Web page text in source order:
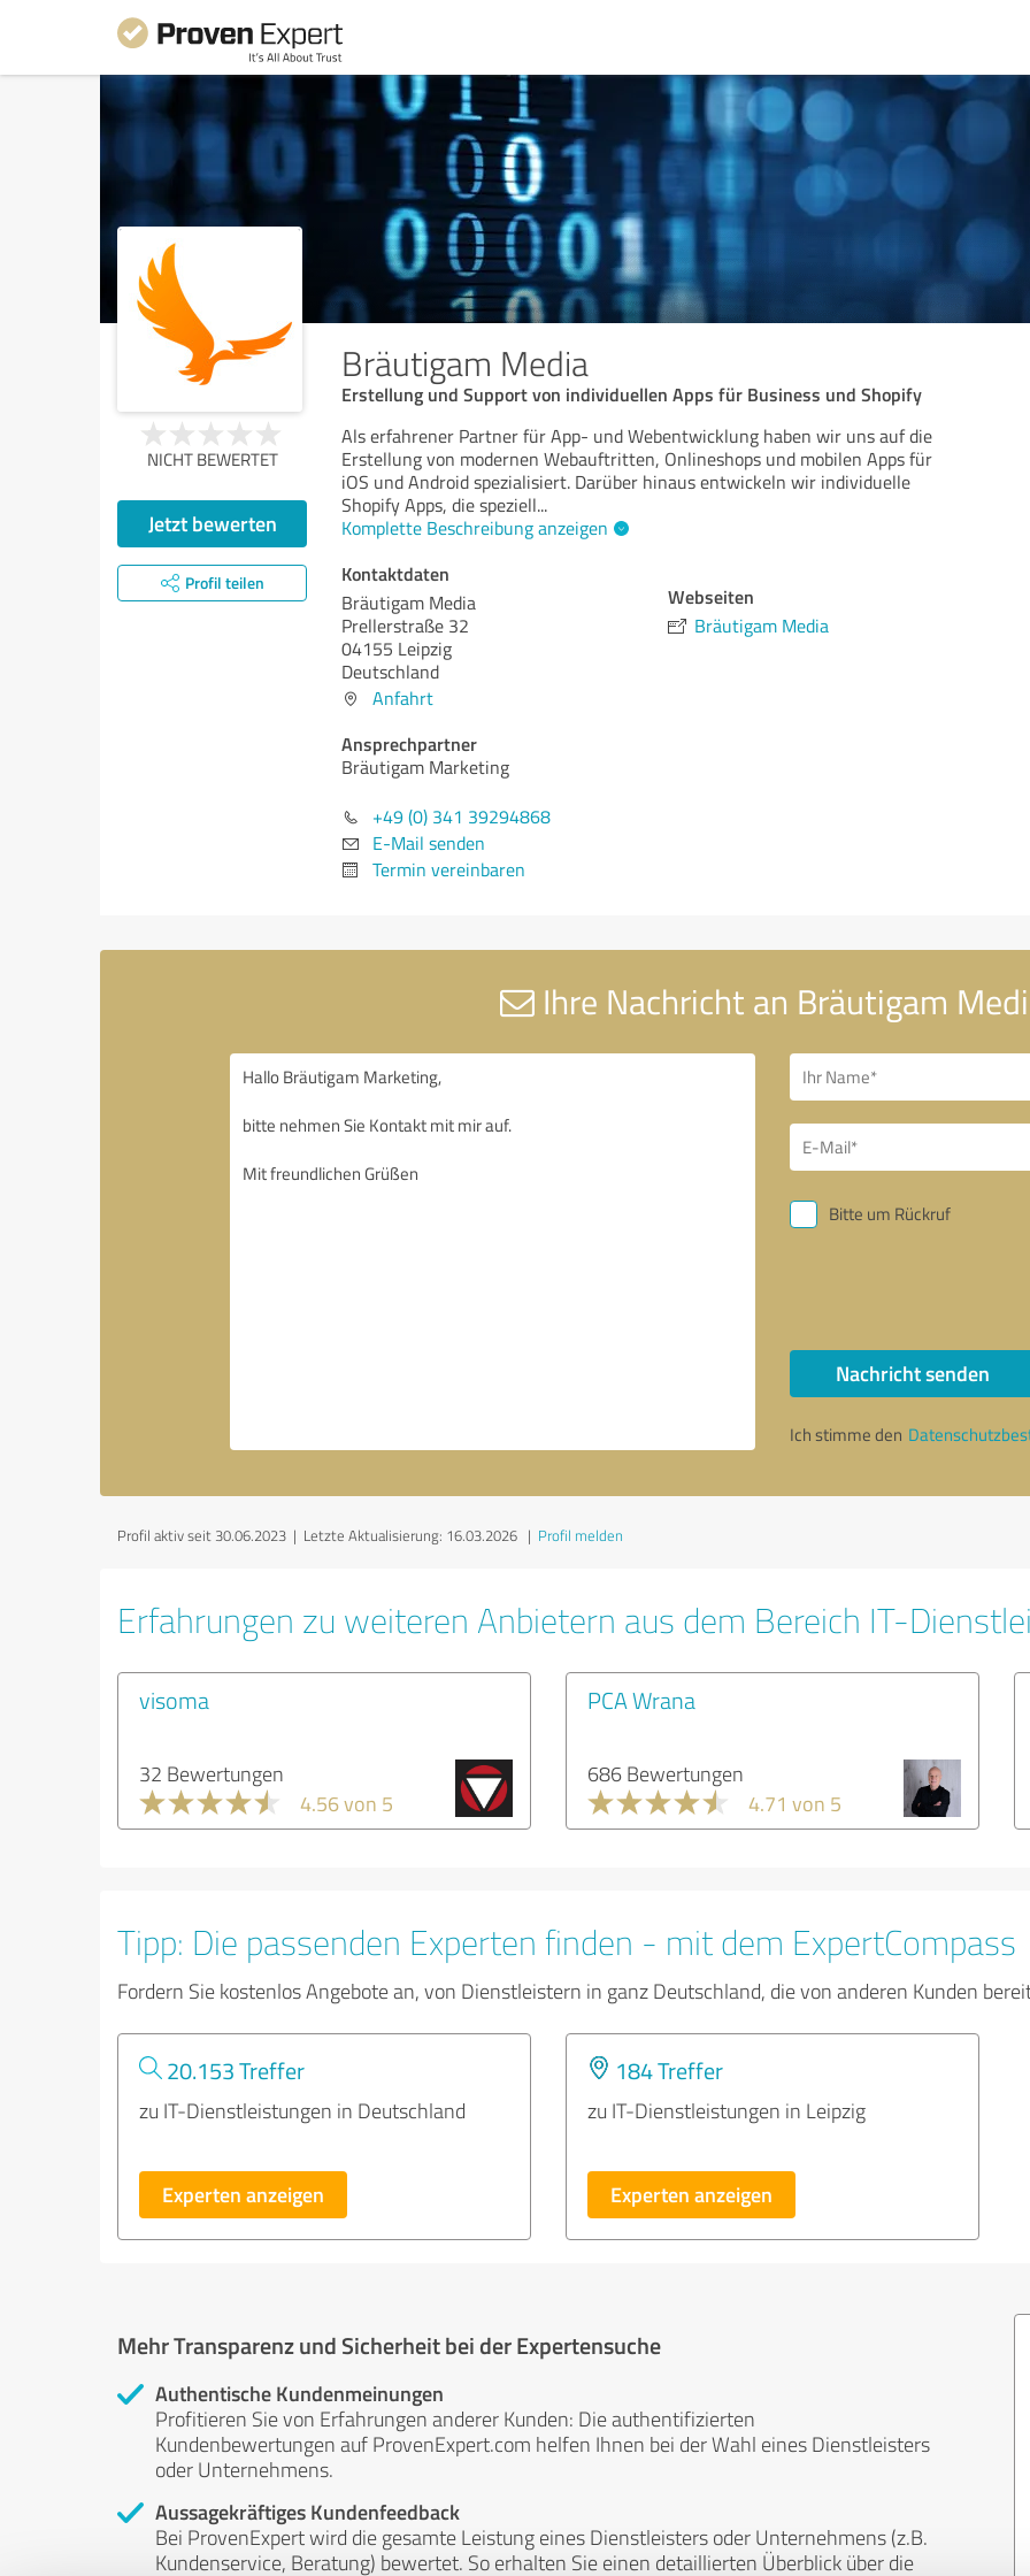
Bräutigam Media
Erstellung und Support von individuellen Apps für Business und Shopify
NICHT BEWERTET
Jetzt bewerten
Profil teilen
Als erfahrener Partner für App- und Webentwicklung haben wir uns auf die
Erstellung von modernen Webauftritten, Onlineshops und mobilen Apps für
iOS und Android spezialisiert. Darüber hinaus entwickeln wir individuelle
Shopify Apps, die speziell...
Komplette Beschreibung anzeigen
Kontaktdaten
Bräutigam Media
Prellerstraße 32
04155 Leipzig
Deutschland
Anfahrt
Ansprechpartner
Bräutigam Marketing
+49 (0) 341 39294868
E-Mail senden
Termin vereinbaren
Webseiten
Bräutigam Media
Ihre Nachricht an Bräutigam
Bitte um Rückruf
Nachricht senden
Ich stimme den
Profil aktiv seit 30.06.2023 | Letzte Aktualisierung: 16.03.2026 | Profil melden
Erfahrungen zu weiteren Anbietern aus dem Bereich IT-
visoma
32 Bewertungen
4.56 von 5
PCA Wrana
686 Bewertungen
4.71 von 5
Tipp: Die passenden Experten finden - mit dem ExpertCompass
Fordern Sie kostenlos Angebote an, von Dienstleistern in ganz Deutschland, die von anderen Kunden
20.153 Treffer
zu IT-Dienstleistungen in Deutschland
Experten anzeigen
184 Treffer
zu IT-Dienstleistungen in Leipzig
Experten anzeigen
Mehr Transparenz und Sicherheit bei der Expertensuche
Authentische Kundenmeinungen
Profitieren Sie von Erfahrungen anderer Kunden: Die authentifizierten
Kundenbewertungen auf ProvenExpert.com helfen Ihnen bei der Wahl eines Dienstleisters
oder Unternehmens.
Aussagekräftiges Kundenfeedback
Bei ProvenExpert wird die gesamte Leistung eines Dienstleisters oder Unternehmens (z.B.
Kundenservice, Beratung) bewertet. So erhalten Sie einen detaillierten Überblick über die